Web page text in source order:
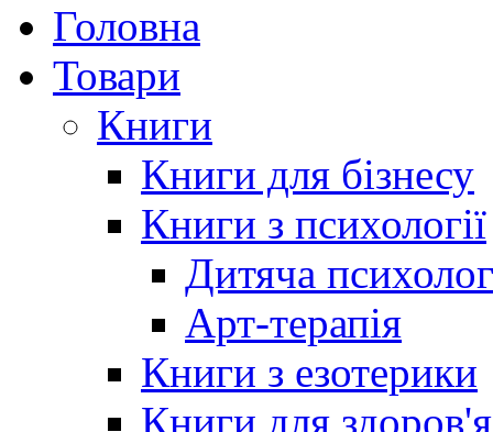
Головна
Товари
Книги
Книги для бізнесу
Книги з психології
Дитяча
Арт-терапія
Книги з езотерики
Книги для здоров'я